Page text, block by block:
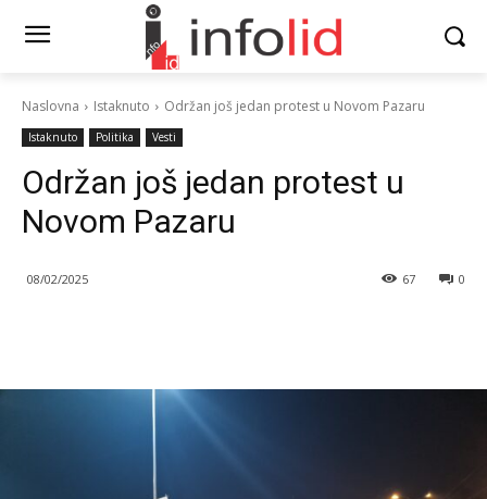
Naslovna Istaknuto Održan još jedan protest u Novom Pazaru
Istaknuto Politika Vesti
Održan još jedan protest u
Novom Pazaru
08/02/2025 0
67